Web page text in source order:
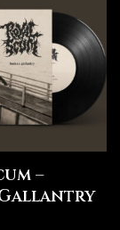
–
Gallantry